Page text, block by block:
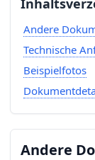
Andere
Technische
Beispielfotos
Andere